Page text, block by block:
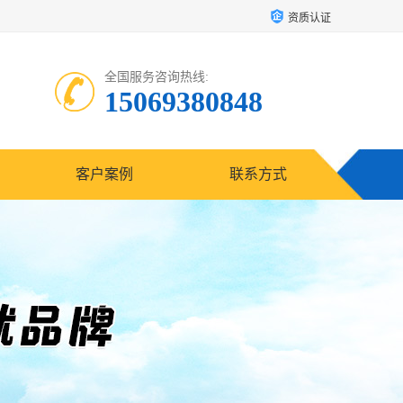
资质认证
全国服务咨询热线:
15069380848
客户案例 联系方式